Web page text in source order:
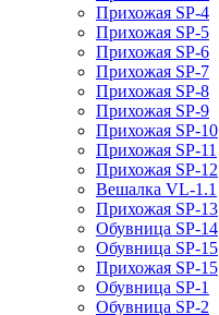
Прихожая SP-4
Прихожая SP-5
Прихожая SP-6
Прихожая SP-7
Прихожая SP-8
Прихожая SP-9
Прихожая SP-10
Прихожая SP-11
Прихожая SP-12
Вешалка VL-1.1
Прихожая SP-13
Обувница SP-14
Обувница SP-15
Прихожая SP-15
Обувница SP-1
Обувница SP-2